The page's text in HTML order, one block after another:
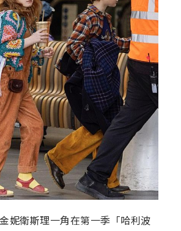
妮衛斯理一角在第一季「哈利波